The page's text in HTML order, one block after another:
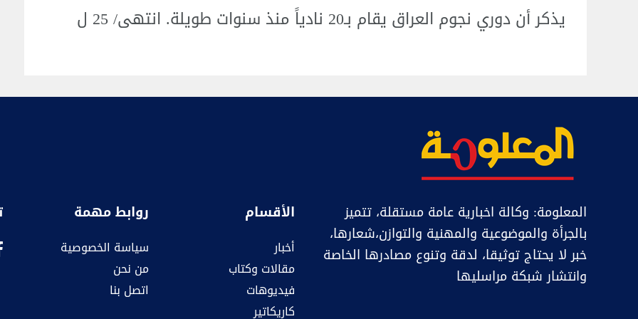
يذكر أن دوري نجوم العراق يقام بـ20 نادياً منذ سنوات طويلة. انتهى/ 25 ل
المعلومة: وكالة اخبارية عامة مستقلة، تتميز
بالجرأة والموضوعية والمهنية والتوازن،شعارها،
خبر ﻻ يحتاج توثيقا، لدقة وتنوع مصادرها الخاصة
وانتشار شبكة مراسليها
الأقسام
أخبار
مقالات وكتاب
فيديوهات
كاريكاتير
روابط مهمة
سياسة الخصوصية
من نحن
اتصل بنا